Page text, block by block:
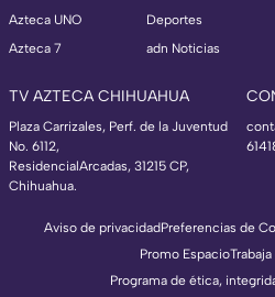
Azteca UNO
Azteca 7
Deportes
adn Noticias
TV AZTECA CHIHUAHUA
Plaza Carrizales, Perf. de la Juventud
No. 6112,
ResidencialArcadas, 31215 CP,
Chihuahua.
Aviso de privacidadPreferencias de
Promo Espacio
Programa de ética,